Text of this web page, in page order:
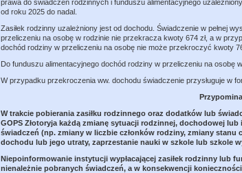
prawa do świadczeń rodzinnych i funduszu alimentacyjnego
od roku 2025 do nadal.
Zasiłek rodzinny uzależniony jest od dochodu. Świadczenie w pełnej
przeliczeniu na osobę w rodzinie nie przekracza kwoty 674 zł, a w
dochód rodziny w przeliczeniu na osobę nie może przekroczyć kwoty
Do funduszu alimentacyjnego dochód rodziny w przeliczeniu na osobę
W przypadku przekroczenia ww. dochodu świadczenie przysługuje w
W trakcie pobierania zasiłku rodzinnego oraz dodatków lub
GOPS Złotoryja każdą zmianę sytuacji rodzinnej, dochodowej
świadczeń (np. zmiany w liczbie członków rodziny, zmiany stanu
dochodu lub jego utraty, zaprzestanie nauki w szkole lub szkole
Niepoinformowanie instytucji wypłacającej zasiłek rodzinny lub
nienależnie pobranych świadczeń, a w konsekwencji